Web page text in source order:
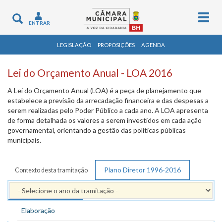
Toggle
navigation
ENTRAR
LEGISLAÇÃO PROPOSIÇÕES AGENDA
Lei do Orçamento Anual - LOA 2016
A Lei do Orçamento Anual (LOA) é a peça de planejamento que
estabelece a previsão da arrecadação financeira e das despesas a
serem realizadas pelo Poder Público a cada ano. A LOA apresenta
de forma detalhada os valores a serem investidos em cada ação
governamental, orientando a gestão das políticas públicas
municipais.
Contexto desta tramitação Plano Diretor 1996-2016
PPAG 2014 - 2017
Elaboração